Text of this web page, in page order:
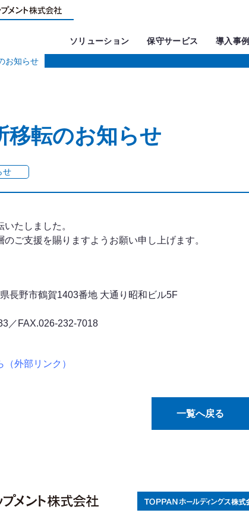
ソリューション 保守サービス 導入事例
お知らせ
移転のお知らせ
せ
たしました。
のご支援を賜りますようお願い申し上げます。
長野市鶴賀1403番地 大通り昭和ビル5F
／FAX.026-232-7018
外部リンク）
一覧へ戻る